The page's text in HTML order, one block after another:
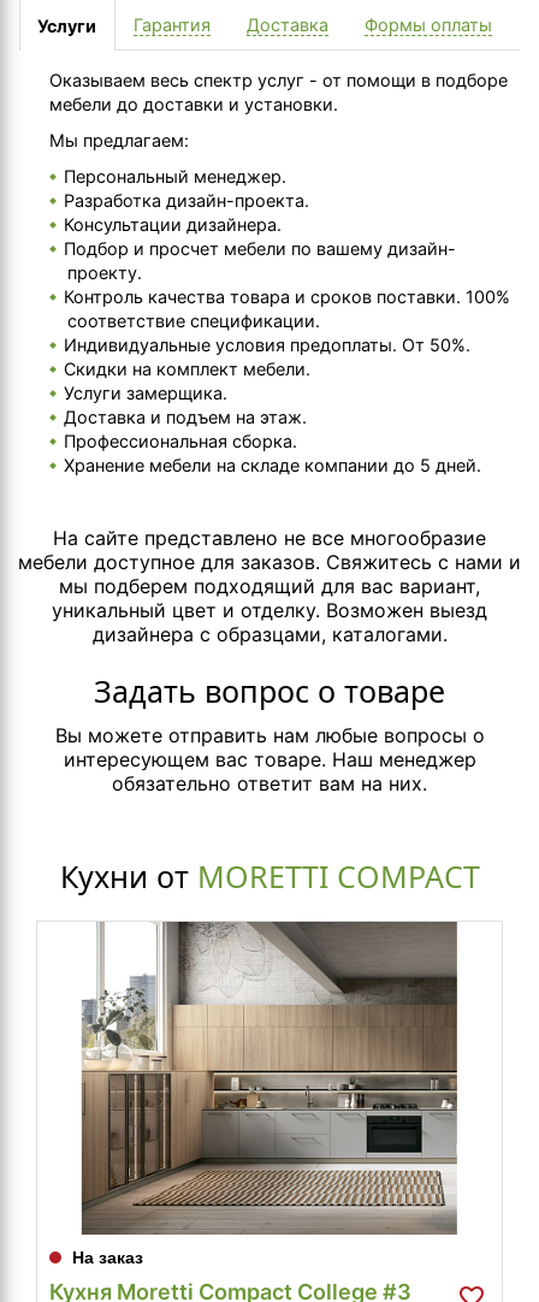
Услуги
Оказываем весь спектр услуг - от помощи в подборе
мебели до доставки и установки.
Мы предлагаем:
Персональный менеджер.
Разработка дизайн-проекта.
Консультации дизайнера.
Подбор и просчет мебели по вашему дизайн-
проекту.
Контроль качества товара и сроков поставки. 100%
соответствие спецификации.
Индивидуальные условия предоплаты. От 50%.
Скидки на комплект мебели.
Услуги замерщика.
Доставка и подъем на этаж.
Профессиональная сборка.
Хранение мебели на складе компании до 5 дней.
Гарантия Доставка Формы оплаты
На сайте представлено не все многообразие
мебели доступное для заказов. Свяжитесь с нами и
мы подберем подходящий для вас вариант,
уникальный цвет и отделку. Возможен выезд
дизайнера с образцами, каталогами.
Задать вопрос о товаре
Вы можете отправить нам любые вопросы о
интересующем вас товаре. Наш менеджер
обязательно ответит вам на них.
Кухни от MORETTI COMPACT
На заказ
Кухня Moretti Compact College #3